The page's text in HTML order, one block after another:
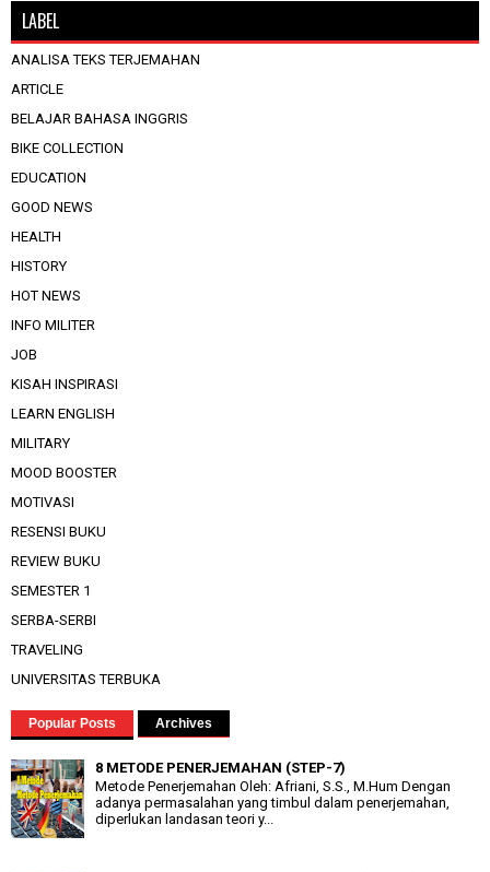
LABEL
ANALISA TEKS TERJEMAHAN
ARTICLE
BELAJAR BAHASA INGGRIS
BIKE COLLECTION
EDUCATION
GOOD NEWS
HEALTH
HISTORY
HOT NEWS
INFO MILITER
JOB
KISAH INSPIRASI
LEARN ENGLISH
MILITARY
MOOD BOOSTER
MOTIVASI
RESENSI BUKU
REVIEW BUKU
SEMESTER 1
SERBA-SERBI
TRAVELING
UNIVERSITAS TERBUKA
Popular Posts Archives
8 METODE PENERJEMAHAN (STEP-7)
Metode Penerjemahan Oleh: Afriani, S.S., M.Hum Dengan
adanya permasalahan yang timbul dalam penerjemahan,
diperlukan landasan teori y...